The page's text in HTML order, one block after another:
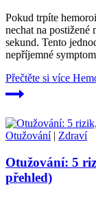
Pokud trpíte
nechat na postižené
sekund. Tento
nepříjemné
Přečtěte si více
Otužování| Zdraví
Otužování: 5
přehled)